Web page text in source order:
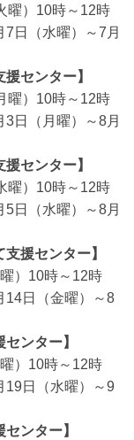
曜）10時～12時
日（水曜）～7月
センター】
曜）10時～12時
日（月曜）～8月
センター】
曜）10時～12時
日（水曜）～8月
援センター】
）10時～12時
14日（金曜）～8
ンター】
）10時～12時
19日（水曜）～9
ンター】